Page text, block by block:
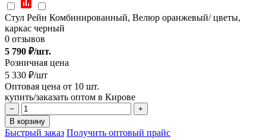
Стул Рейн Комбинированный, Велюр оранжевый/ цветы,
каркас черный
0 отзывов
5 790 ₽/шт.
Розничная цена
5 330 ₽/шт
Оптовая цена от 10 шт.
купить/заказать оптом в Кирове
−
+
В корзину
Быстрый заказ Получить оптовый прайс